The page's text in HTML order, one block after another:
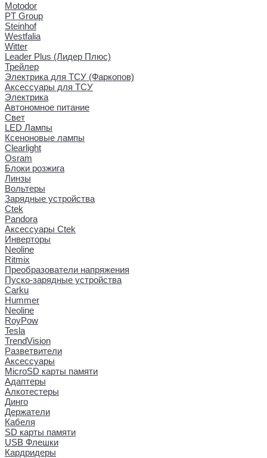
Motodor
PT Group
Steinhof
Westfalia
Witter
Leader Plus (Лидер Плюс)
Трейлер
Электрика для ТСУ (Фаркопов)
Аксессуары для ТСУ
Электрика
Автономное питание
Свет
LED Лампы
Ксеноновые лампы
Clearlight
Osram
Блоки розжига
Линзы
Вольтеры
Зарядные устройства
Ctek
Pandora
Аксессуары Ctek
Инверторы
Neoline
Ritmix
Преобразователи напряжения
Пуско-зарядные устройства
Carku
Hummer
Neoline
RoyPow
Tesla
TrendVision
Разветвители
Аксессуары
MicroSD карты памяти
Адаптеры
Алкотестеры
Динго
Держатели
Кабеля
SD карты памяти
USB Флешки
Кардридеры